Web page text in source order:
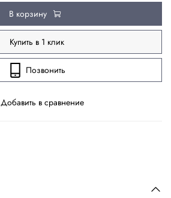
Добавить в сравнение
В корзину
Купить в 1 клик
Позвонить